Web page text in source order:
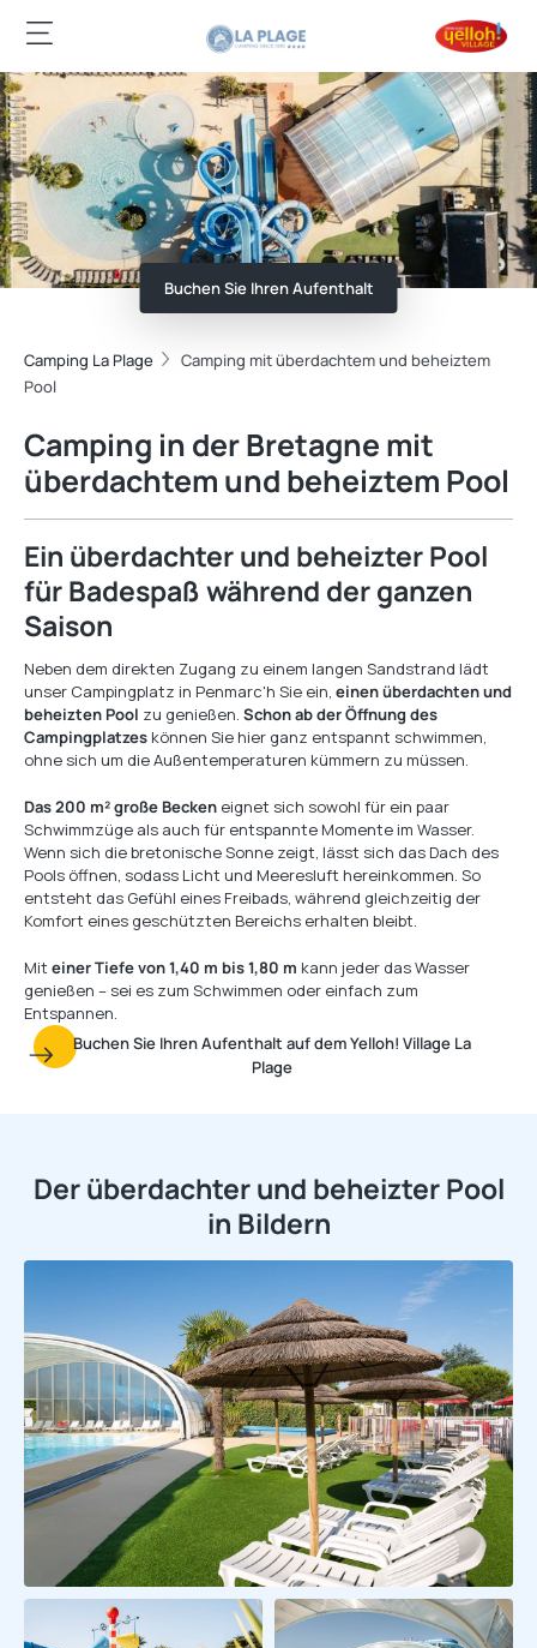
Buchen Sie Ihren Aufenthalt
Camping La Plage
Camping mit überdachtem und beheiztem
Pool
Camping in der Bretagne mit
überdachtem und beheiztem Pool
Ein überdachter und beheizter Pool
für Badespaß während der ganzen
Saison
Neben dem direkten Zugang zu einem langen Sandstrand lädt
unser Campingplatz in Penmarc'h Sie ein, einen überdachten und
beheizten Pool zu genießen. Schon ab der Öffnung des
Campingplatzes können Sie hier ganz entspannt schwimmen,
ohne sich um die Außentemperaturen kümmern zu müssen.
Das 200 m² große Becken eignet sich sowohl für ein paar
Schwimmzüge als auch für entspannte Momente im Wasser.
Wenn sich die bretonische Sonne zeigt, lässt sich das Dach des
Pools öffnen, sodass Licht und Meeresluft hereinkommen. So
entsteht das Gefühl eines Freibads, während gleichzeitig der
Komfort eines geschützten Bereichs erhalten bleibt.
Mit einer Tiefe von 1,40 m bis 1,80 m kann jeder das Wasser
genießen – sei es zum Schwimmen oder einfach zum
Entspannen.
Buchen Sie Ihren Aufenthalt auf dem Yelloh! Village La
Plage
Der überdachter und beheizter Pool
in Bildern